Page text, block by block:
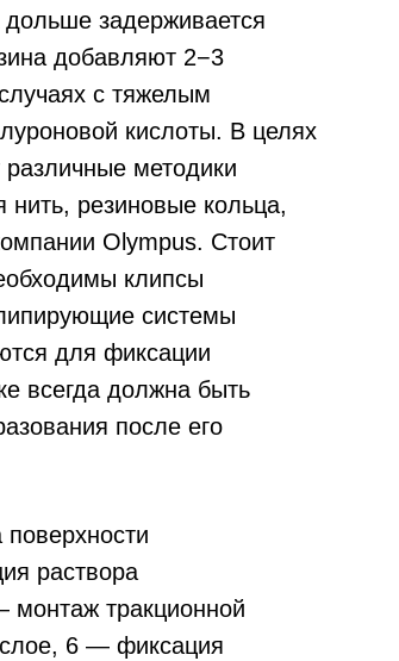
дольше задерживается
добавляют 2−3
с тяжелым
кислоты. В целях
методики
нить, резиновые кольца,
Olympus. Стоит
клипсы
системы
для фиксации
всегда должна быть
после его
раствора
монтаж тракционной
6 — фиксация